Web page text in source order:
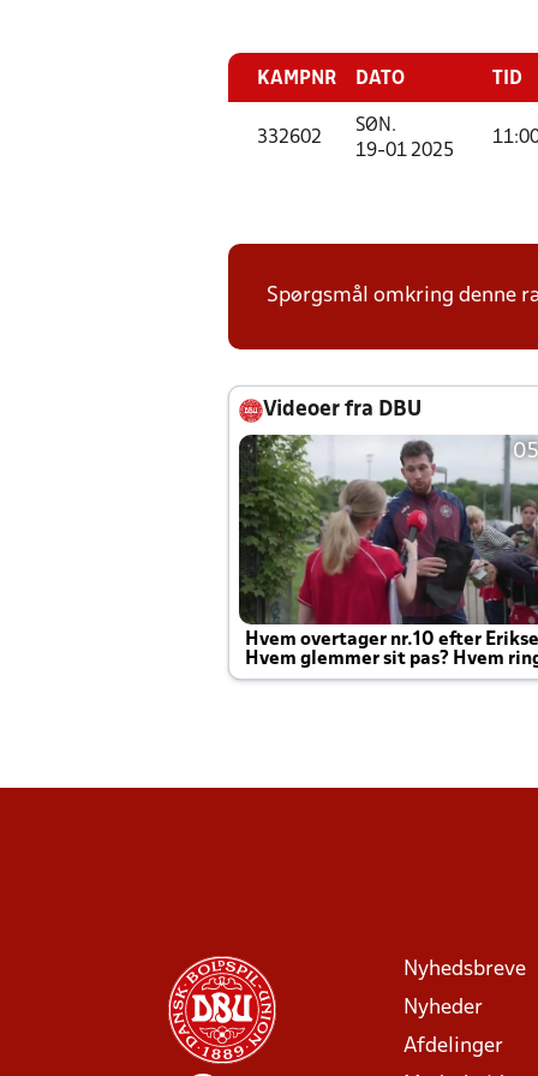
KAMPNR DATO TID
332602
SØN.
19-01 2025
Spørgsmål omkring denne
Videoer fra DBU
Hvem overtager nr.10 efter
Hvem glemmer sit pas? Hvem
Joachim altid til efter kampe?
Nyhedsbreve
Nyheder
Afdelinger